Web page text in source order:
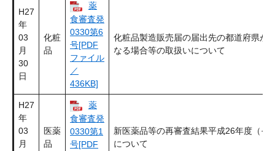
H27
年
03
月
30
日
化粧
品
薬
食審査発
0330第6
号[PDF
ファイル
／
436KB]
化粧品製造販売届の届出先の都道府県が
なる場合等の取扱いについて
H27
年
03
月
医薬
品
薬
食審査発
0330第1
号[PDF
新医薬品等の再審査結果平成26年度（そ
について